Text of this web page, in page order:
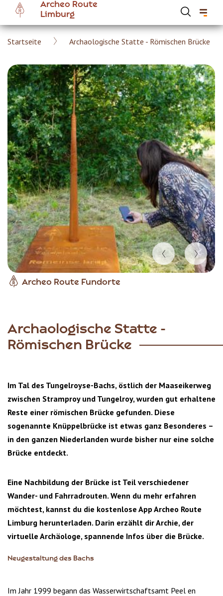
main
content
Archeo Route
Limburg
Breadcrumb
Startseite Archaologische Statte - Römischen Brücke
Archeo Route Fundorte
Item
Archaologische Statte -
Römischen Brücke
Im Tal des Tungelroyse-Bachs, östlich der Maaseikerweg
zwischen Stramproy und Tungelroy, wurden gut erhaltene
Reste einer römischen Brücke gefunden. Diese
sogenannte Knüppelbrücke ist etwas ganz Besonderes –
in den ganzen Niederlanden wurde bisher nur eine solche
Brücke entdeckt.
Eine Nachbildung der Brücke ist Teil verschiedener
Wander- und Fahrradrouten. Wenn du mehr erfahren
möchtest, kannst du die kostenlose App Archeo Route
Limburg herunterladen. Darin erzählt dir Archie, der
virtuelle Archäologe, spannende Infos über die Brücke.
Neugestaltung des Bachs
Im Jahr 1999 begann das Wasserwirtschaftsamt Peel en